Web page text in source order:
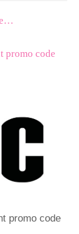
promo code
promo code